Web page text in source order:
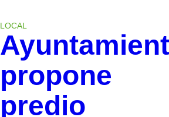
LOCAL
propone
predio